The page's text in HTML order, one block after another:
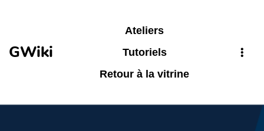
GWiki
Ateliers
Tutoriels
Retour à la vitrine